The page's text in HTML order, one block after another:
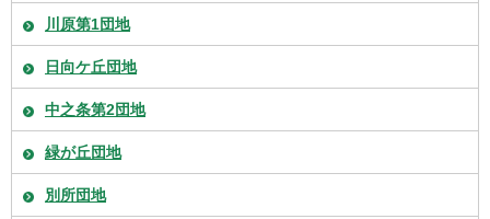
川原第1団地
日向ケ丘団地
中之条第2団地
緑が丘団地
別所団地